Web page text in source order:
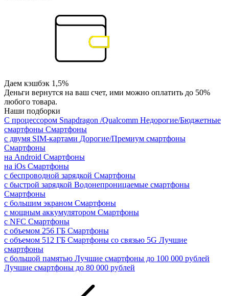
Даем кэшбэк 1,5%
Деньги вернутся на ваш счет, ими можно оплатить до 50%
любого товара.
Наши подборки
С процессором Snapdragon /Qualcomm Недорогие/Бюджетные
смартфоны Смартфоны
с двумя SIM-картами Дорогие/Премиум смартфоны
Смартфоны
на Android Смартфоны
на iOs Смартфоны
с беспроводной зарядкой Смартфоны
с быстрой зарядкой Водонепроницаемые смартфоны
Смартфоны
с большим экраном Смартфоны
с мощным аккумулятором Смартфоны
с NFC Смартфоны
с объемом 256 ГБ Смартфоны
с объемом 512 ГБ Смартфоны со связью 5G Лучшие
смартфоны
с большой памятью Лучшие смартфоны до 100 000 рублей
Лучшие смартфоны до 80 000 рублей